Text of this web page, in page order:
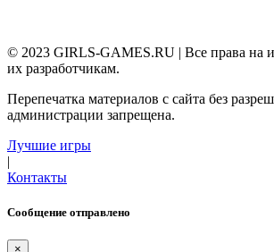
© 2023 GIRLS-GAMES.RU | Все права на
их разработчикам.
Перепечатка материалов с сайта без
администрации запрещена.
Лучшие игры
|
Контакты
Сообщение отправлено
×